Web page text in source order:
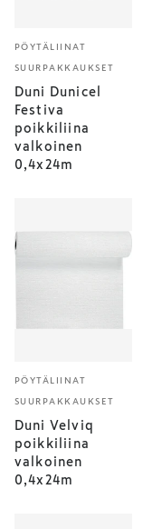
PÖYTÄLIINAT
SUURPAKKAUKSET
Duni Dunicel
Festiva
poikkiliina
valkoinen
0,4x24m
PÖYTÄLIINAT
SUURPAKKAUKSET
Duni Velviq
poikkiliina
valkoinen
0,4x24m